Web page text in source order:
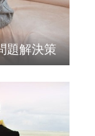
題解決策